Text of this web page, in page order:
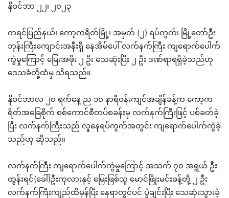
နိုဝင်ဘာ ၂၂၊ ၂၀၂၃
ကရင်ပြည်နယ်၊ ကော့ကရိတ်မြို့၊ အမှတ် (၂) ရပ်ကွက်၊ မြို့တော်ဦး
ဘုန်းကြီးကျောင်းအနီးရှိ နေအိမ်ပေါ် လက်နက်ကြီး ကျရောက်ပေါက်
ကွဲမှုကြောင့် မြေးအဖိုး ၂ ဦး သေဆုံးပြီး ၂ ဦး ဒဏ်ရာရရှိခဲ့သည်ဟု
ဒေသခံတို့ထံမှ သိရသည်။
နိုဝင်ဘာလ ၂၀ ရက်နေ့ ည ၁၀ နာရီဝန်းကျင်အချိန်ခန့်က ကော့က
ရိတ်အခြေစိုက် စစ်ကောင်စီတပ်စခန်းမှ လက်နက်ကြီးဖြင့် ပစ်ခတ်ခဲ့
ပြီး လက်နက်ကြီးသည် လူနေရပ်ကွက်အတွင်း ကျရောက်ပေါက်ကွဲခဲ့
သည်ဟု ဆိုသည်။
လက်နက်ကြီး ကျရောက်ပေါက်ကွဲမှုကြောင့် အသက် ၇၀ အရွယ် ဦး
ထွန်းရင်(ခေါ်)ဦးကုလားနှင့် မြေးဖြစ်သူ မောင်ဖြိုးမင်းခန့်တို့ ၂ ဦး
လက်နက်ကြီးကျည်ထိမှန်ပြီး နေရာတွင်ပင် ပွဲချင်းပြီး သေဆုံးသွားခဲ့